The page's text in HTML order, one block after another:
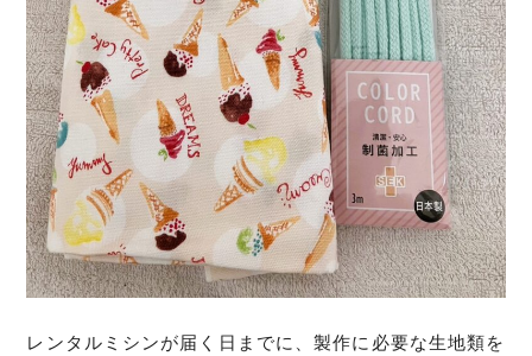
レンタルミシンが届く日までに、製作に必要な生地類を